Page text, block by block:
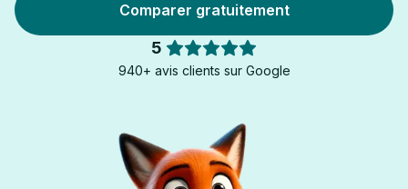
Comparer gratuitement
5
940+ avis clients sur Google